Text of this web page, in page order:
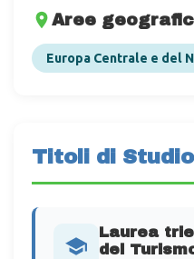
Aree
Europa Centrale e del
Titoli di Studio
Laurea
del